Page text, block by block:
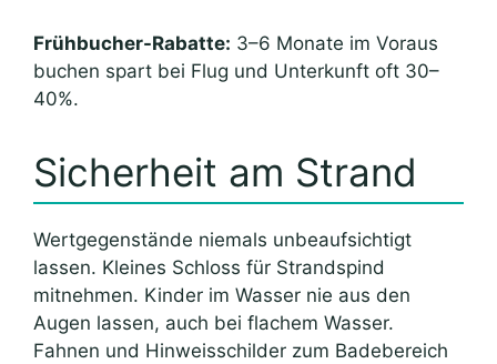
Frühbucher-Rabatte: 3–6 Monate im Voraus
buchen spart bei Flug und Unterkunft oft 30–
40%.
Sicherheit am Strand
Wertgegenstände niemals unbeaufsichtigt
lassen. Kleines Schloss für Strandspind
mitnehmen. Kinder im Wasser nie aus den
Augen lassen, auch bei flachem Wasser.
Fahnen und Hinweisschilder zum Badebereich